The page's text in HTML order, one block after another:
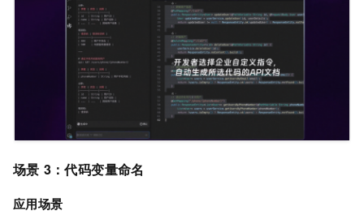
场景 3：代码变量命名
应用场景